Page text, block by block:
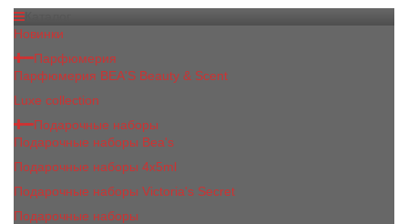
Новинки
Парфюмерия
Парфюмерия BEA'S Beauty & Scent
Luxe collection
Подарочные наборы
Подарочные наборы Bea's
Подарочные наборы 4х5ml
Подарочные наборы Victoria's Secret
Подарочные наборы